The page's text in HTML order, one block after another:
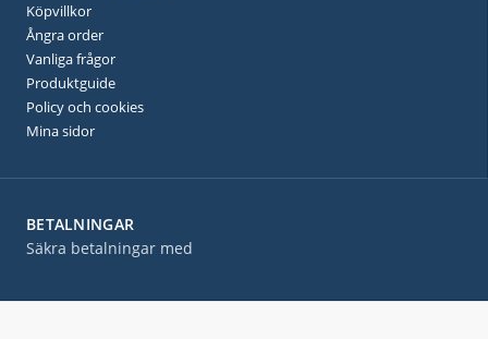
BETALNINGAR
Säkra betalningar med
Köpvillkor
Ångra order
Vanliga frågor
Produktguide
Policy och cookies
Mina sidor